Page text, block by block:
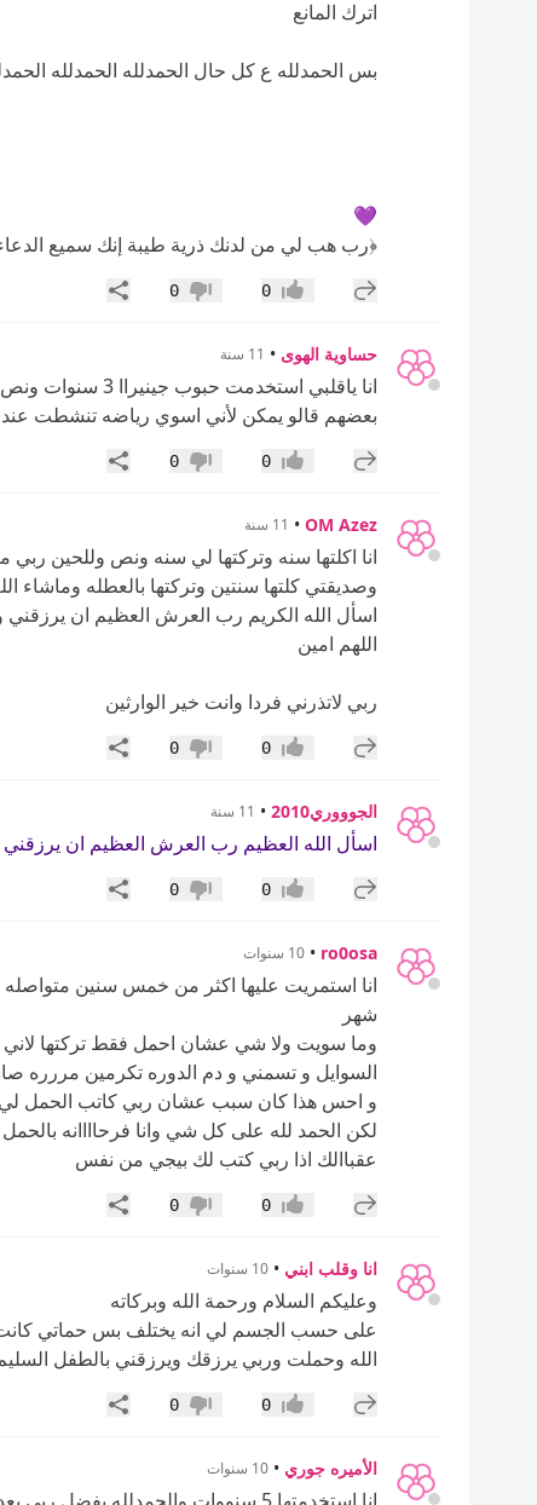
اترك المانع
بس الحمدلله ع كل حال الحمدلله الحمدلله
💜
﴿رب هب لي من لدنك ذرية طيبة إنك سميع
إضافة رد جديد
إعجاب0 عدم إعجاب
0 مشاركة
حساوية الهوى • 11 سنة
انا ياقلبي
بعضهم قالو يمكن لأني اسوي رياضه تنشطت
إضافة رد جديد
إعجاب0 عدم إعجاب
0 مشاركة
OM Azez
• 11 سنة
انا اكلتها سنه وتركتها لي سنه ونص وللحين
وصديقتي كلتها سنتين وتركتها بالعطله
اسأل الله الكريم رب العرش العظيم ان يرزقني
اللهم امين
ربي لاتذرني فردا وانت خير الوارثين
إضافة رد جديد
إعجاب0 عدم إعجاب
0 مشاركة
الجوووري2010 • 11 سنة
اسأل الله العظيم رب العرش العظيم ان
إضافة رد جديد
إعجاب0 عدم إعجاب
0 مشاركة
ro0osa
• 10 سنوات
انا استمريت عليها اكثر من خمس سنين
شهر
وما سويت ولا شي عشان احمل فقط تركتها
السوايل و تسمني و دم الدوره تكرمين مررره
و احس هذا كان سبب عشان ربي كاتب الحمل لي
لكن الحمد لله على كل شي وانا فرحاااانه
عقباالك اذا ربي كتب لك بيجي من نفس
إضافة رد جديد
إعجاب0 عدم إعجاب
0 مشاركة
انا وقلب ابني • 10 سنوات
وعليكم السلام ورحمة الله وبركاته
الله وحملت وربي يرزقك ويرزقني بالطفل
إضافة رد جديد
إعجاب0 عدم إعجاب
0 مشاركة
الأميره جوري • 10 سنوات